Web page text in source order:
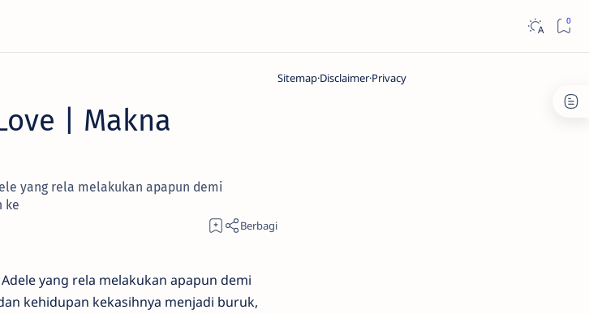
| Makna
yang rela melakukan apapun demi
ke
yang rela melakukan apapun demi
kehidupan kekasihnya menjadi buruk,
SitemapDisclaimerPrivacy